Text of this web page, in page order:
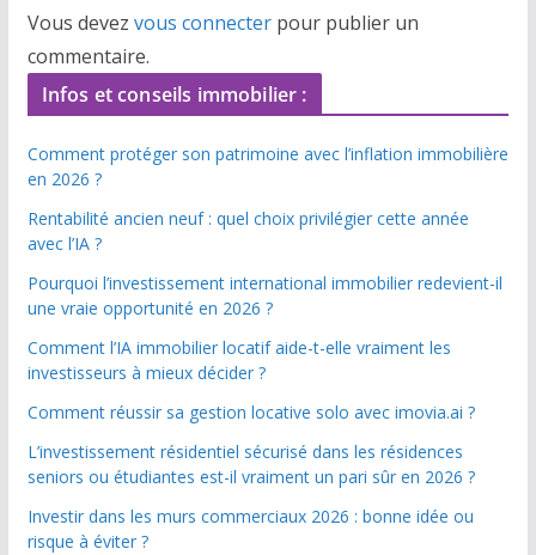
Vous devez vous connecterpour publier un
commentaire.
Infos et conseils immobilier :
Comment protéger son patrimoine avec l’inflation immobilière
en 2026 ?
Rentabilité ancien neuf : quel choix privilégier cette année
avec l’IA ?
Pourquoi l’investissement international immobilier redevient-il
une vraie opportunité en 2026 ?
Comment l’IA immobilier locatif aide-t-elle vraiment les
investisseurs à mieux décider ?
Comment réussir sa gestion locative solo avec imovia.ai ?
L’investissement résidentiel sécurisé dans les résidences
seniors ou étudiantes est-il vraiment un pari sûr en 2026 ?
Investir dans les murs commerciaux 2026 : bonne idée ou
risque à éviter ?